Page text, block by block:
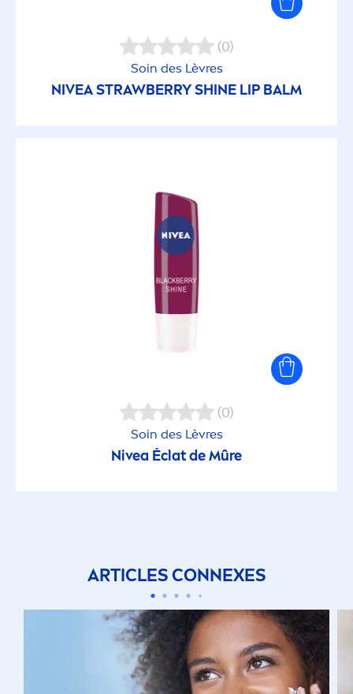
(0)
Soin des Lèvres
NIVEASTRAWBERRYSHINE LIP BALM
(0)
Soin des Lèvres
Nivea Éclat de Mûre
ARTICLES CONNEXES